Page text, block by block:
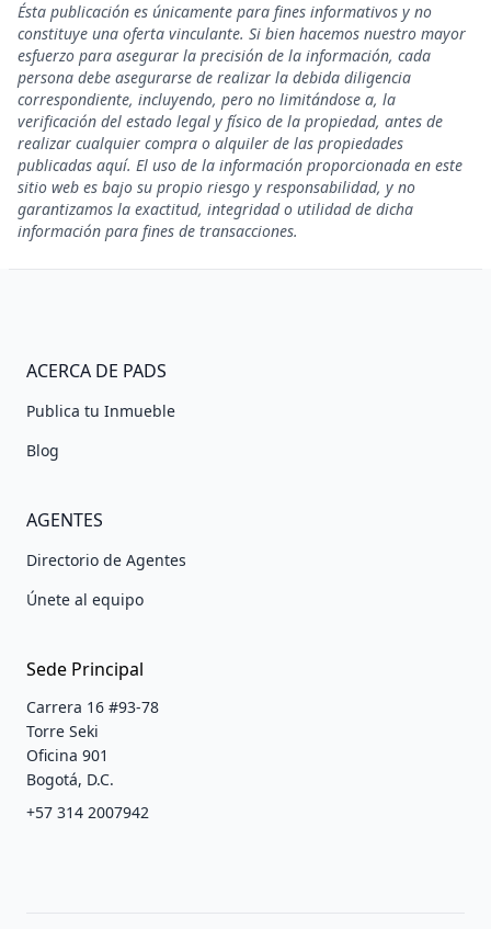
Ésta publicación es únicamente para fines informativos y no
constituye una oferta vinculante. Si bien hacemos nuestro mayor
esfuerzo para asegurar la precisión de la información, cada
persona debe asegurarse de realizar la debida diligencia
correspondiente, incluyendo, pero no limitándose a, la
verificación del estado legal y físico de la propiedad, antes de
realizar cualquier compra o alquiler de las propiedades
publicadas aquí. El uso de la información proporcionada en este
sitio web es bajo su propio riesgo y responsabilidad, y no
garantizamos la exactitud, integridad o utilidad de dicha
información para fines de transacciones.
ACERCA DE PADS
Publica tu Inmueble
Blog
AGENTES
Directorio de Agentes
Únete al equipo
Sede Principal
Carrera 16 #93-78
Torre Seki
Oficina 901
Bogotá, D.C.
+57 314 2007942